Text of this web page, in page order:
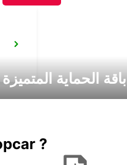
باقة الحماية المتميزة
?